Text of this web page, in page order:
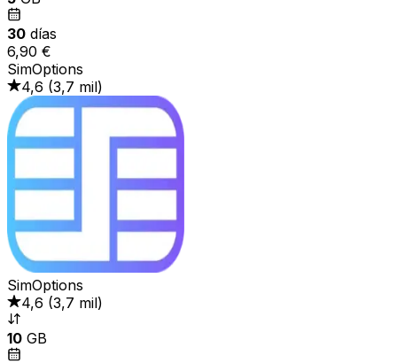
30 días
6,90 €
SimOptions
4,6 (3,7 mil)
SimOptions
4,6 (3,7 mil)
10 GB